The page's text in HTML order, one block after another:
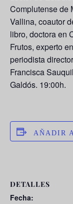
Complutense de
Vallina, coautor
libro, doctora en
Frutos, experto
periodista
Francisca
Galdós. 19:00h.
AÑADIR
DETALLES
Fecha: